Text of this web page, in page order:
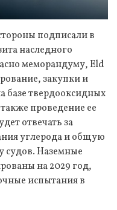
подписали в
наследного
меморандуму, Eld
закупки и
базе твердооксидных
проведение ее
отвечать за
углерода и общую
судов. Наземные
на 2029 год,
испытания в